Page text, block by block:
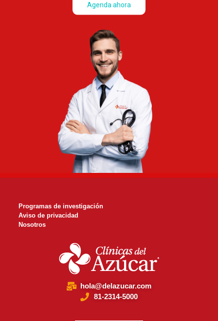
Agenda ahora
Programas de investigación
Aviso de privacidad
Nosotros
hola@delazucar.com
81-2314-5000